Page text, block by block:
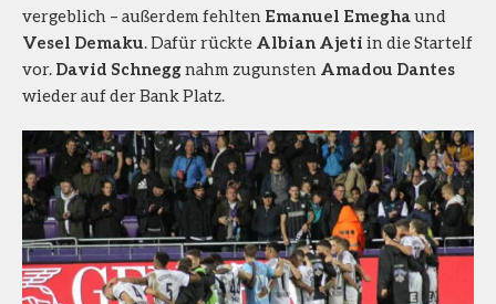
vergeblich – außerdem fehlten Emanuel Emeghaund
Vesel Demaku. Dafür rückte Albian Ajeti in die Startelf
vor. David Schneggnahm zugunsten Amadou Dantes
wieder auf der Bank Platz.